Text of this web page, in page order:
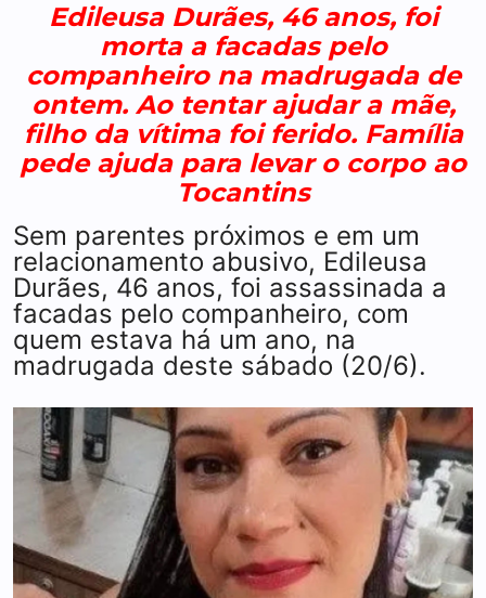
Edileusa Durães, 46 anos, foi
morta a facadas pelo
companheiro na madrugada de
ontem. Ao tentar ajudar a mãe,
filho da vítima foi ferido. Família
pede ajuda para levar o corpo ao
Tocantins
Sem parentes próximos e em um
relacionamento abusivo, Edileusa
Durães, 46 anos, foi assassinada a
facadas pelo companheiro, com
quem estava há um ano, na
madrugada deste sábado (20/6).